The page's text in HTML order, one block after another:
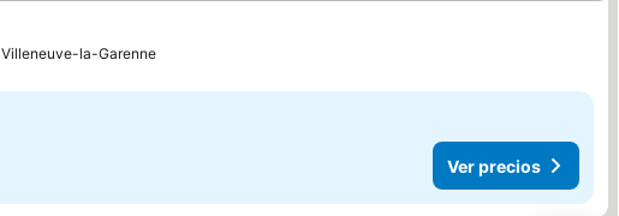
Villeneuve-la-Garenne
Ver precios